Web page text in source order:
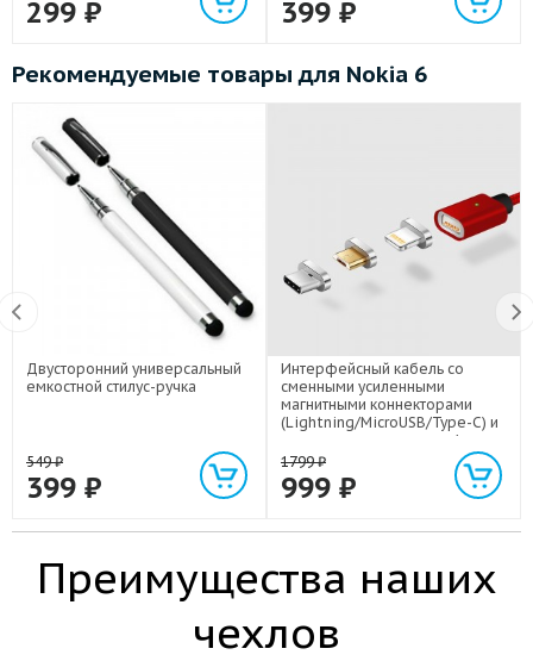
299 ₽ 399 ₽
Рекомендуемые товары для Nokia 6
Двусторонний универсальный
емкостной стилус-ручка
549₽
399 ₽
Интерфейсный кабель со
сменными усиленными
магнитными коннекторами
(Lightning/MicroUSB/Type-C) и
световым индикатором 1м
1799₽
999 ₽
Преимущества наших
чехлов